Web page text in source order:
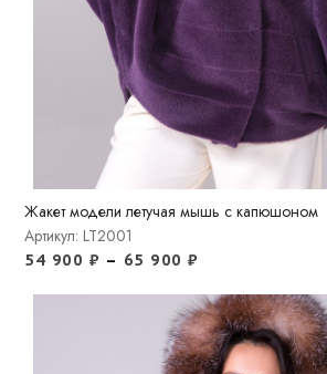
Жакет модели летучая мышь с капюшоном
Артикул: LT2001
54 900 ₽ – 65 900₽